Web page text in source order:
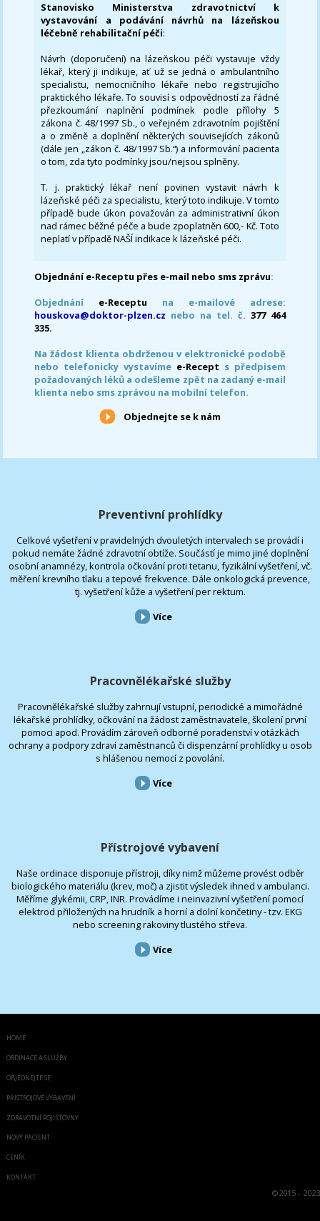
Stanovisko Ministerstva zdravotnictví k
vystavování a podávání návrhů na lázeňskou
léčebně rehabilitační péči:
Návrh (doporučení) na lázeňskou péči vystavuje vždy
lékař, který ji indikuje, ať už se jedná o ambulantního
specialistu, nemocničního lékaře nebo registrujícího
praktického lékaře. To souvisí s odpovědností za řádné
přezkoumání naplnění podmínek podle přílohy 5
zákona č. 48/1997 Sb., o veřejném zdravotním pojištění
a o změně a doplnění některých souvisejících zákonů
(dále jen „zákon č. 48/1997 Sb.“) a informování pacienta
o tom, zda tyto podmínky jsou/nejsou splněny.
T. j. praktický lékař není povinen vystavit návrh k
lázeňské péči za specialistu, který toto indikuje. V tomto
případě bude úkon považován za administrativní úkon
nad rámec běžné péče a bude zpoplatněn 600,- Kč. Toto
neplatí v případě NAŠÍ indikace k lázeňské péči.
Objednání e-Receptu přes e-mail nebo sms zprávu:
Objednání e-Receptu na e-mailové adrese:
houskova@doktor-plzen.cz nebo na tel. č. 377 464
335.
Na žádost klienta obdrženou v elektronické podobě
nebo telefonicky vystavíme e-Recept s předpisem
požadovaných léků a odešleme zpět na zadaný e-mail
klienta nebo sms zprávou na mobilní telefon.
Objednejte se k nám
Preventivní prohlídky
Celkové vyšetření v pravidelných dvouletých intervalech se provádí i
pokud nemáte žádné zdravotní obtíže. Součástí je mimo jiné doplnění
osobní anamnézy, kontrola očkování proti tetanu, fyzikální vyšetření, vč.
měření krevního tlaku a tepové frekvence. Dále onkologická prevence,
tj. vyšetření kůže a vyšetření per rektum.
Více
Pracovnělékařské služby
Pracovnělékařské služby zahrnují vstupní, periodické a mimořádné
lékařské prohlídky, očkování na žádost zaměstnavatele, školení první
pomoci apod. Provádím zároveň odborné poradenství v otázkách
ochrany a podpory zdraví zaměstnanců či dispenzární prohlídky u osob
s hlášenou nemocí z povolání.
Více
Přístrojové vybavení
Naše ordinace disponuje přístroji, díky nimž můžeme provést odběr
biologického materiálu (krev, moč) a zjistit výsledek ihned v ambulanci.
Měříme glykémii, CRP, INR. Provádíme i neinvazivní vyšetření pomocí
elektrod přiložených na hrudník a horní a dolní končetiny - tzv. EKG
nebo screening rakoviny tlustého střeva.
Více
HOME
ORDINACE A SLUŽBY
OBJEDNEJTE SE
PŘÍSTROJOVÉ VYBAVENÍ
ZDRAVOTNÍ POJIŠŤOVNY
NOVÝ PACIENT
CENÍK
KONTAKT
©2015 - 2023